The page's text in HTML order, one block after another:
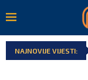
NAJNOVIJE VIJESTI: